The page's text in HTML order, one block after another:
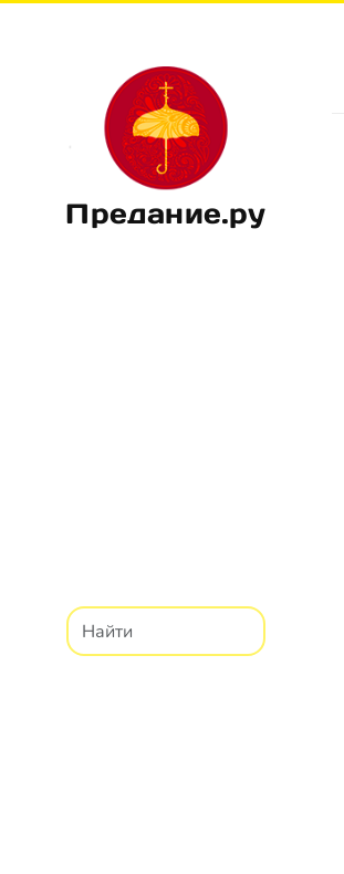
Предание.ру